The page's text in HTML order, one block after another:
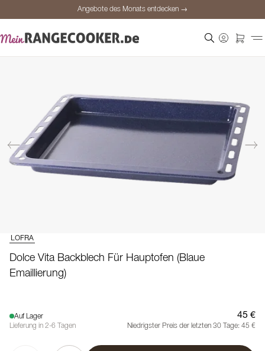
Angebote des Monats entdecken →
Angebote des Monats entdecken →
LOFRA
Dolce Vita Backblech Für Hauptofen (Blaue
Emaillierung)
Auf Lager
Lieferung in 2-6 Tagen
45 €
Niedrigster Preis der letzten 30 Tage: 45 €